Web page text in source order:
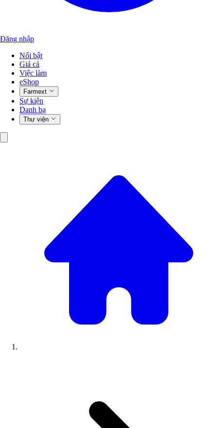
Đăng nhập
Nổi bật
Giá cả
Việc làm
eShop
Farmext
Sự kiện
Danh bạ
Thư viện